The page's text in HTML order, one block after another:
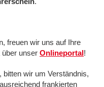
freuen wir uns auf Ihre
über unser Onlineportal!
bitten wir um Verständnis,
frankierten